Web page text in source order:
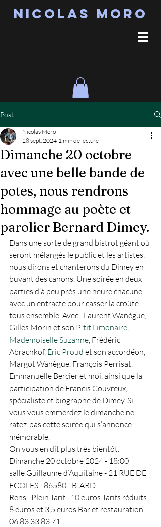
Nicolas MORO
Post
Dimanche 20 octobre
avec une belle bande de
potes, nous rendrons
hommage au poète et
parolier Bernard Dimey.
Nicolas Moro
28 sept. 2024 1 min de lecture
Dans une sorte de grand bistrot géant où
seront mélangés le public et les artistes,
nous dirons et chanterons du Dimey en
buvant des canons. Une soirée en deux
parties d’à peu près une heure chacune
avec un entracte pour casser la croûte
tous ensemble. Avec : Laurent Wanègue,
Gilles Morin et son P'tit Limonaire
Mademoiselle Suzanne , Frédéric
Abrachkof, Éric Proud et son accordéon,
Margot Wanègue, François Perrisat,
Emmanuelle Bercier et moi, ainsi que la
participation de Francis Couvreux,
spécialiste et biographe de Dimey. Si
vous vous emmerdez le dimanche ne
ratez-pas cette soirée qui s’annonce
mémorable.
On vous en dit plus très bientôt.
Dimanche 20 octobre 2024 - 18:00
salle Guillaume d’Aquitaine - 21 RUE DE
ECOLES - 86580 - BIARD
Rens : Plein Tarif : 10 euros Tarifs réduits :
8 euros et 3,5 euros Bar et restauration
06 83 33 83 71